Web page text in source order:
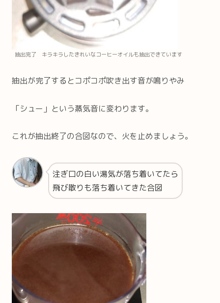
抽出完了 キラキラしたきれいなコーヒーオイルも抽出できています
抽出が完了するとコポコポ吹き出す音が鳴りやみ
「シュー」という蒸気音に変わります。
これが抽出終了の合図なので、火を止めましょう。
注ぎ口の白い湯気が落ち着いてたら
飛び散りも落ち着いてきた合図